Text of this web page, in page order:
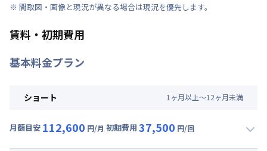
※ 間取図・画像と現況が異なる場合は現況を優先します。
賃料・初期費用
基本料金プラン
ショート 1 ヶ月以上～12ヶ月未満
月額目安 112,600 円/月 初期費用 37,500 円/回